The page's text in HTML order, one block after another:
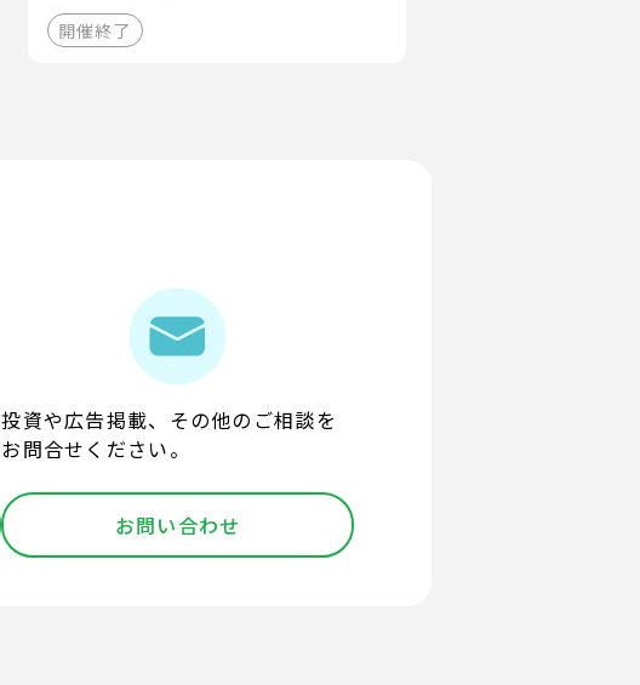
開催終了
投資や広告掲載、その他のご相談を
お問合せください。
お問い合わせ